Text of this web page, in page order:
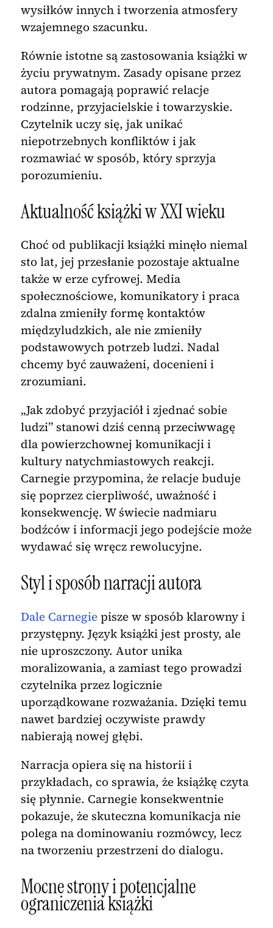
wysiłków innych i tworzenia atmosfery
wzajemnego szacunku.
Równie istotne są zastosowania książki w
życiu prywatnym. Zasady opisane przez
autora pomagają poprawić relacje
rodzinne, przyjacielskie i towarzyskie.
Czytelnik uczy się, jak unikać
niepotrzebnych konfliktów i jak
rozmawiać w sposób, który sprzyja
porozumieniu.
Aktualność książki w XXI wieku
Choć od publikacji książki minęło niemal
sto lat, jej przesłanie pozostaje aktualne
także w erze cyfrowej. Media
społecznościowe, komunikatory i praca
zdalna zmieniły formę kontaktów
międzyludzkich, ale nie zmieniły
podstawowych potrzeb ludzi. Nadal
chcemy być zauważeni, docenieni i
zrozumiani.
„Jak zdobyć przyjaciół i zjednać sobie
ludzi” stanowi dziś cenną przeciwwagę
dla powierzchownej komunikacji i
kultury natychmiastowych reakcji.
Carnegie przypomina, że relacje buduje
się poprzez cierpliwość, uważność i
konsekwencję. W świecie nadmiaru
bodźców i informacji jego podejście może
wydawać się wręcz rewolucyjne.
Styl i sposób narracji autora
Dale Carnegiepisze w sposób klarowny i
przystępny. Język książki jest prosty, ale
nie uproszczony. Autor unika
moralizowania, a zamiast tego prowadzi
czytelnika przez logicznie
uporządkowane rozważania. Dzięki temu
nawet bardziej oczywiste prawdy
nabierają nowej głębi.
Narracja opiera się na historii i
przykładach, co sprawia, że książkę czyta
się płynnie. Carnegie konsekwentnie
pokazuje, że skuteczna komunikacja nie
polega na dominowaniu rozmówcy, lecz
na tworzeniu przestrzeni do dialogu.
Mocne strony i potencjalne
ograniczenia książki